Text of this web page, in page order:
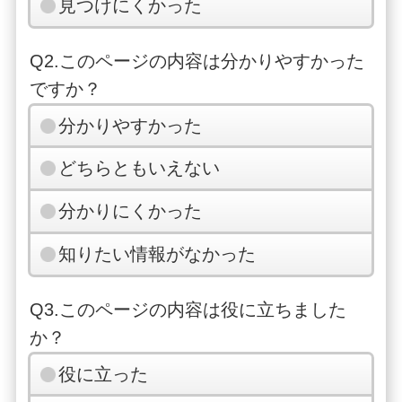
見つけにくかった
Q2.このページの内容は分かりやすかった
ですか？
分かりやすかった
どちらともいえない
分かりにくかった
知りたい情報がなかった
Q3.このページの内容は役に立ちました
か？
役に立った